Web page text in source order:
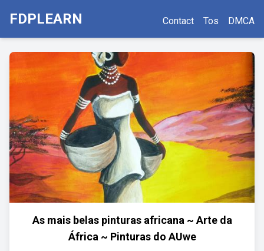
FDPLEARN Contact Tos DMCA
As mais belas pinturas africana ~ Arte da
África ~ Pinturas do AUwe